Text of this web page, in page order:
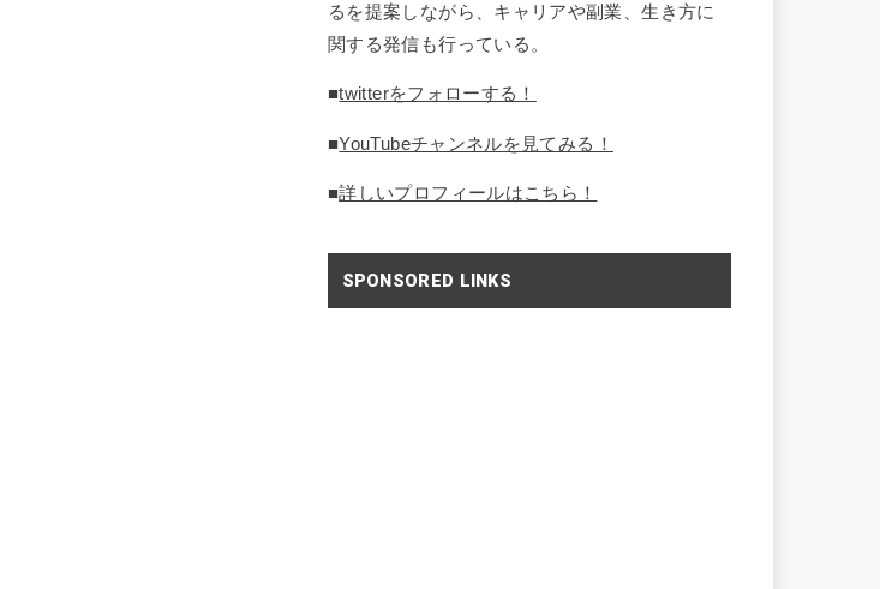
るを提案しながら、キャリアや副業、生き方に
関する発信も行っている。
■twitterをフォローする！
■YouTubeチャンネルを見てみる！
■詳しいプロフィールはこちら！
SPONSORED LINKS